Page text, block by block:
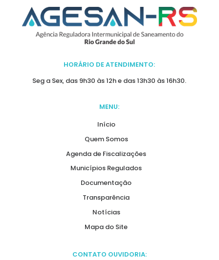
HORÁRIO DE ATENDIMENTO:
Seg a Sex, das 9h30 às 12h e das 13h30 às 16h30.
MENU:
Início
Quem Somos
Agenda de Fiscalizações
Municípios Regulados
Documentação
Transparência
Notícias
Mapa do Site
CONTATO OUVIDORIA: